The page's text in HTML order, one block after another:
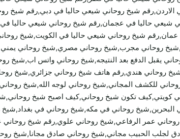
الاردن,رقم شيخ روحاني شيعي حاليا في دبي,رقم
شيعي حاليا في عجمان,رقم شيخ روحاني شيعي حاليا
شيخ روحاني شيعي حاليا في الكويت,شيخ
روحاني مجرب,شيخ روحاني مصري,شيخ روحاني يمني
يقبل الدفع بعد النتيجه,شيخ روحاني واتس
روحاني هندي,رقم هاتف شيخ روحاني جزائري,شيخ
للكشف المجاني,شيخ روحاني لوجه الله,شيخ
كويتي,كيف تكون شيخ روحاني,كيف اصبح شيخ
البحرين,شيخ روحاني في مكه,شيخ روحاني في
عمر الرفاعي,شيخ روحاني علوي,رقم شيخ
لجلب الحبيب مجاني,شيخ روحاني صادق مجانا,شيخ